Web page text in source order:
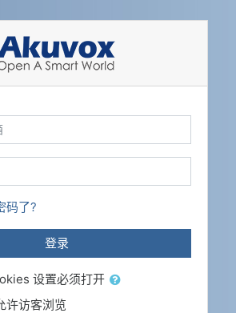
码了?
登录
设置必须打开
许访客浏览